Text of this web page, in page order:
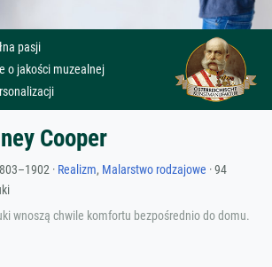
pasji
o jakości muzealnej
Cooper
· Realizm, Malarstwo rodzajowe · 94
wnoszą chwile komfortu bezpośrednio do domu.